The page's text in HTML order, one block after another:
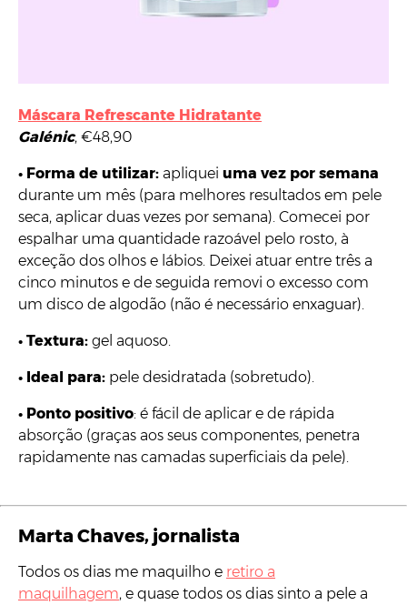
Máscara Refrescante Hidratante
Galénic, €48,90
• Forma de utilizar: apliquei uma vez por semana
durante um mês (para melhores resultados em pele
seca, aplicar duas vezes por semana). Comecei por
espalhar uma quantidade razoável pelo rosto, à
exceção dos olhos e lábios. Deixei atuar entre três a
cinco minutos e de seguida removi o excesso com
um disco de algodão (não é necessário enxaguar).
• Textura: gel aquoso.
• Ideal para: pele desidratada (sobretudo).
• Ponto positivo: é fácil de aplicar e de rápida
absorção (graças aos seus componentes, penetra
rapidamente nas camadas superficiais da pele).
Marta Chaves, jornalista
Todos os dias me maquilho e retiro a
maquilhagem, e quase todos os dias sinto a pele a